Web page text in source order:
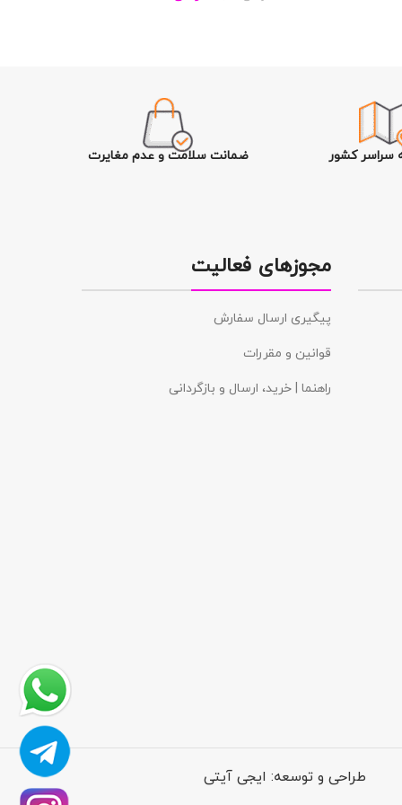
سراسر کشور ضمانت سلامت و عدم مغایرت
مجوزهای فعالیت
پیگیری ارسال سفارش
قوانین و مقررات
راهنما | خرید، ارسال و بازگردانی
طراحی و توسعه: ایجی آیتی